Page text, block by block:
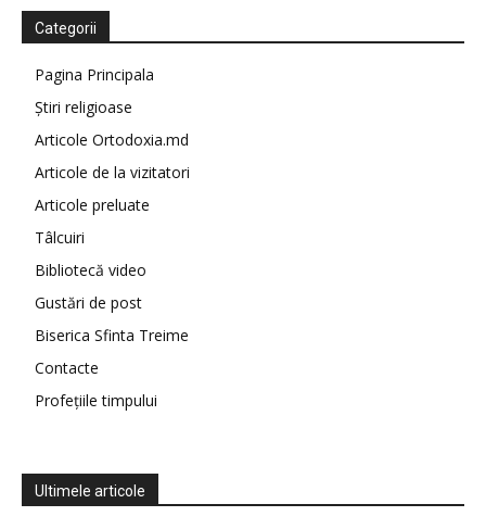
Categorii
Pagina Principala
Știri religioase
Articole Ortodoxia.md
Articole de la vizitatori
Articole preluate
Tâlcuiri
Bibliotecă video
Gustări de post
Biserica Sfinta Treime
Contacte
Profețiile timpului
Ultimele articole